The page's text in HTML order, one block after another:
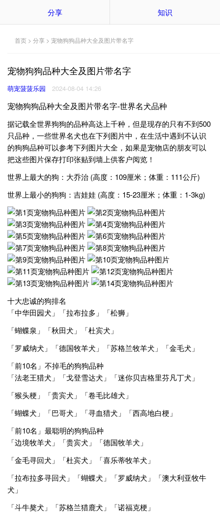
分享 知识
首页 > 分享 > 宠物狗狗品种大全及图片带名字
宠物狗狗品种大全及图片带名字
萌宠菠菠乐园 2024-08-04 14:26
宠物狗狗品种大全及图片带名字-世界名犬品种
据记载全世界狗狗的品种高达上千种，但是现存的只有不到500
只品种，一些世界名犬也在下列图片中，在生活中遇到不认识
的狗狗品种可以参考下列图片大全，如果是宠物店的朋友可以
把这些图片保存打印张贴到墙上供客户阅览！
世界上最大的狗：大乔治 (高度：109厘米；体重：111公斤)
世界上最小的狗狗：吉娃娃 (高度：15-23厘米；体重：1-3kg)
十大忠诚的狗排名
「中华田园犬」「拉布拉多」「松狮」
「蝴蝶泉」「秋田犬」「杜宾犬」
「罗威纳犬」「德国牧羊犬」「苏格兰牧羊犬」「金毛犬」
「前10名」不掉毛的狗狗品种
「法老王猎犬」「戈登雪达犬」「迷你贝吉格里芬凡丁犬」
「猴头梗」「贵宾犬」「卷毛比雄犬」
「蝴蝶犬」「巴哥犬」「寻血猎犬」「西高地白梗」
「前10名」最聪明的狗狗品种
「边境牧羊犬」「贵宾犬」「德国牧羊犬」
「金毛寻回犬」「杜宾犬」「喜乐蒂牧羊犬」
「拉布拉多寻回犬」「蝴蝶犬」「罗威纳犬」「澳大利亚牧牛
犬」
「斗牛獒犬」「苏格兰猎鹿犬」「诺福克梗」